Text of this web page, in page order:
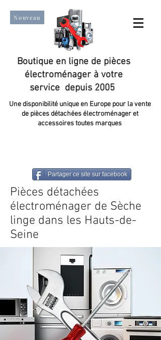
Nouveau
Boutique en ligne de pièces
électroménager à votre
service depuis 2005
Une disponibilité unique en Europe pour la vente
de pièces détachées électroménager et
accessoires toutes marques
Partager ce site sur facebook
Pièces détachées
électroménager de Sèche
linge dans les Hauts-de-
Seine